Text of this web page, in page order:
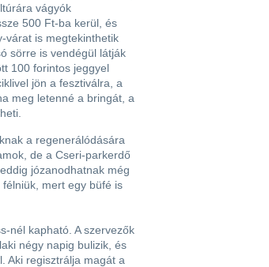
vágyók
500 Ft-ba kerül, és
várat is megtekinthetik
sörre is vendégül látják
100 forintos jeggyel
jön a fesztiválra, a
meg letenné a bringát, a
a regenerálódására
de a Cseri-parkerdő
józanodhatnak még
mert egy büfé is
nél kapható. A szervezők
négy napig bulizik, és
Aki regisztrálja magát a